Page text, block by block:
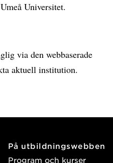
Universitet.
via den webbaserade
aktuell institution.
På utbildningswebben
Program och kurser